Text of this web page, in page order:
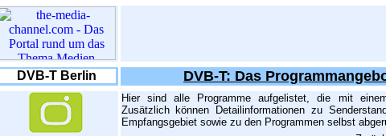
DVB-T Berlin DVB-T: Das
Hier sind alle Programme aufgelistet, die mit
Zusätzlich können Detailinformationen zu
Empfangsgebiet sowie zu den Programmen selbst